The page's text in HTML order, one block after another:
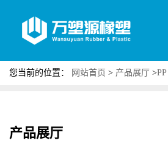
您当前的位置： 网站首页 > 产品展厅 >PP
产品展厅